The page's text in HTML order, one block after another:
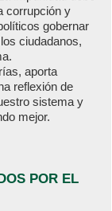
corrupción y
gobernar
ciudadanos,
aporta
reflexión de
sistema y
mejor.
POR EL